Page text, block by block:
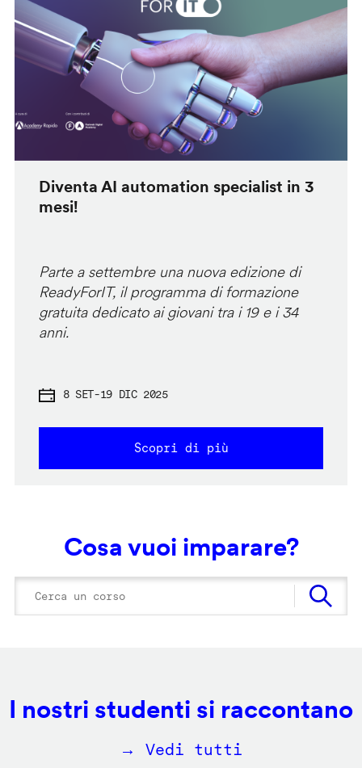
Diventa AI automation specialist in 3
mesi!
Parte a settembre una nuova edizione di
ReadyForIT, il programma di formazione
gratuita dedicato ai giovani tra i 19 e i 34
anni.
8 SET-19 DIC 2025
Scopri di più
Cosa vuoi imparare?
I nostri studenti si raccontano
→ Vedi tutti